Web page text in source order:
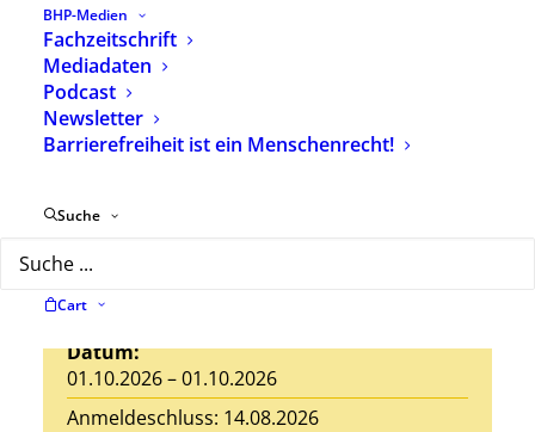
BHP-Medien
Fachzeitschrift
Mediadaten
Podcast
Newsletter
Barrierefreiheit ist ein Menschenrecht!
Suche
Cart
Seminar-Nr.: 26 E 11
Jedes Kind ist einzigartig!
Heilpädagogische Begleitung von
einer Beeinträchtigung ihres Kindes
Ort: Ausbildungshotel St. Theresia,
Datum:
01.10.2026 – 01.10.2026
Anmeldeschluss: 14.08.2026